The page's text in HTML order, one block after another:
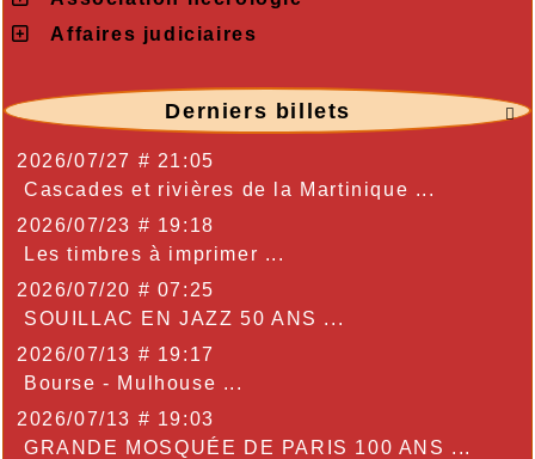
Affaires judiciaires

Derniers billets
2026/07/27 # 21:05
Cascades et rivières de la Martinique ...
2026/07/23 # 19:18
Les timbres à imprimer ...
2026/07/20 # 07:25
SOUILLAC EN JAZZ 50 ANS ...
2026/07/13 # 19:17
Bourse - Mulhouse ...
2026/07/13 # 19:03
GRANDE MOSQUÉE DE PARIS 100 ANS ...